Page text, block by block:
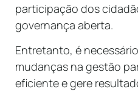
participação dos
governança aberta.
Entretanto, é
mudanças na gestão
eficiente e gere